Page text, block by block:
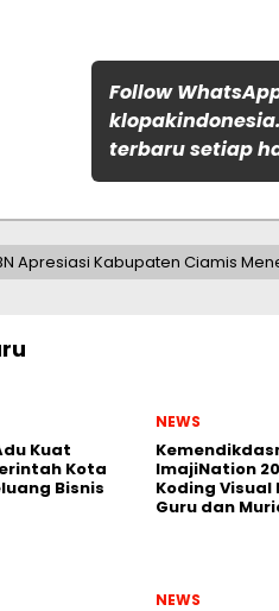
Follow
terbaru setiap
Apresiasi Kabupaten Ciamis
Kuat
Kota
Bisnis
NEWS
ImajiNation
Koding
Guru dan
NEWS